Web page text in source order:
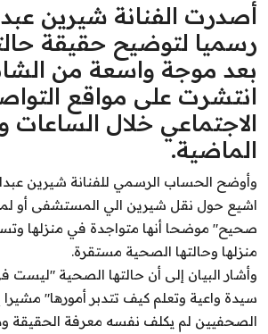
المنوعات
اليوم في التاريخ
Arabic
أصدرت الفنانة شيرين
رسميا لتوضيح حقيقة
بعد موجة واسعة من
انتشرت على مواقع
الاجتماعي خلال الساعات
الماضية.
وأوضح الحساب الرسمي للفنانة شيرين
اشيع حول نقل شيرين الي المستشفى أو
صحيح" موضحا أنها متواجدة في منزلها
منزلها وحالتها الصحية مستقرة.
وأشار البيان إلى أن حالتها الصحية
سيدة واعية وتعلم كيف تتدبر أمورها" مشيرا
الصحفيين لم يكلف نفسه معرفة الحقيقة